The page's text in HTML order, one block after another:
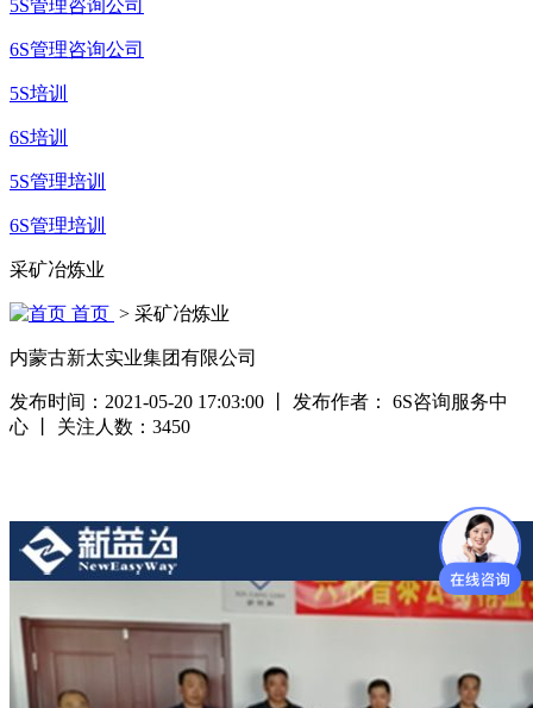
5S管理咨询公司
6S管理咨询公司
5S培训
6S培训
5S管理培训
6S管理培训
采矿冶炼业
首页 > 采矿冶炼业
内蒙古新太实业集团有限公司
发布时间：2021-05-20 17:03:00
发布作者： 6S咨询服务中
心
关注人数： 3450